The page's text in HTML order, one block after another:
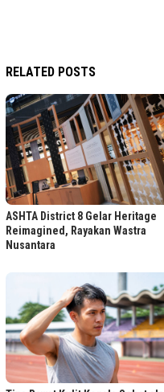
RELATED POSTS
ASHTA District 8 Gelar Heritage
Reimagined, Rayakan Wastra
Nusantara